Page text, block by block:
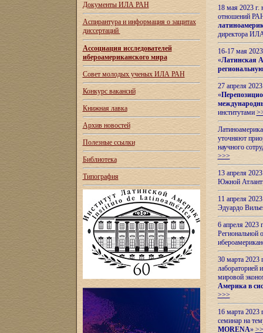
Документы ИЛА РАН
Аспирантура и информация о защитах
диссертаций
Ассоциация исследователей
ибероамериканского мира
Совет молодых ученых ИЛА РАН
Конкурс вакансий
Книжная лавка
Архив новостей
Полезные ссылки
Библиотека
Типография
18 мая 2023
отношений
директора
16-17 мая
«Латинская
27 апреля
«
институтами
уточняют
научного
>>>
13 апреля
Южной
11 апреля
Эдуардо
6 апреля
Региональной
30 марта 2023
лабораторией
мировой
Америка в
>>>
16 марта 2023
семинар на
MORENA»